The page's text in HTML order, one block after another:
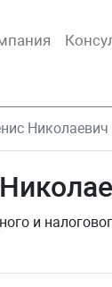
Николаевич
и